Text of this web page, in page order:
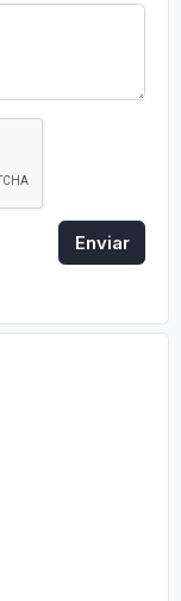
Enviar